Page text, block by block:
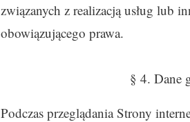
związanych z realizacją usług lub
obowiązującego prawa.
§ 4. Dane
Podczas przeglądania Strony